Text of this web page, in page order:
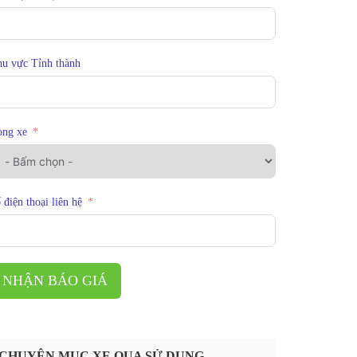
vực Tỉnh thành
xe
điện thoại liên hệ
NHẬN BÁO GIÁ